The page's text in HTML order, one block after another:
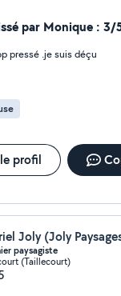
par Monique : 3/
bon travail mais trop pressé .je suis déçu
profil
Joly (Joly
paysagiste
(Taillecourt)